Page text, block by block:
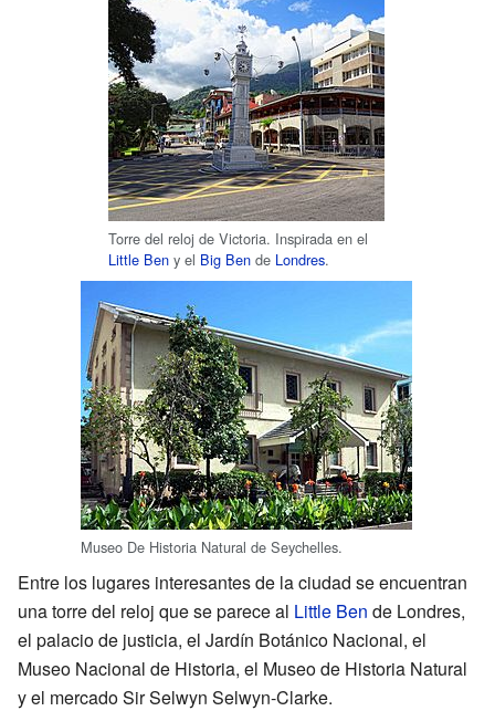
Torre del reloj de Victoria. Inspirada en el
Little Ben y el Big Ben de Londres.
Museo De Historia Natural de Seychelles.
Entre los lugares interesantes de la ciudad se encuentran
una torre del reloj que se parece al Little Ben de Londres,
el palacio de justicia, el Jardín Botánico Nacional, el
Museo Nacional de Historia, el Museo de Historia Natural
y el mercado Sir Selwyn Selwyn-Clarke.